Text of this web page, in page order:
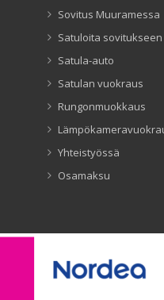
Sovitus Muuramessa
Satuloita sovitukseen
Satula-auto
Satulan vuokraus
Rungonmuokkaus
Yhteistyössä
Osamaksu